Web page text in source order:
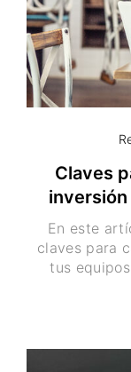
Claves
En este
claves para
tus